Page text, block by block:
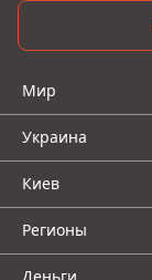
Мир
Украина
Киев
Регионы